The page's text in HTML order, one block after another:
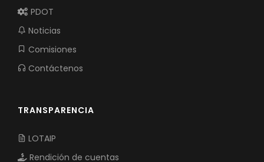
PDOT
Noticias
Comisiones
Contáctenos
TRANSPARENCIA
LOTAIP
Rendición de cuentas